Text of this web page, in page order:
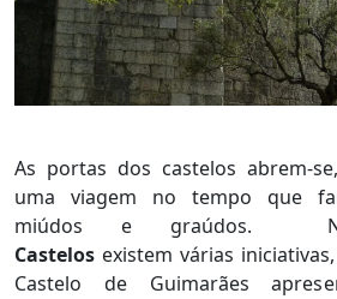
As portas dos castelos abrem-
uma viagem no tempo que
miúdos e graúdos.
Castelos existem várias
Castelo de Guimarães